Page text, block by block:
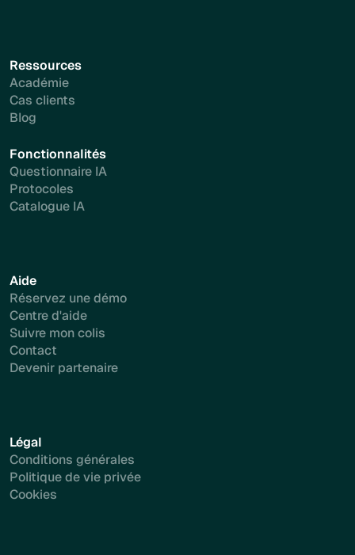
Ressources
Académie
Cas clients
Blog
Fonctionnalités
Questionnaire IA
Protocoles
Catalogue IA
Aide
Réservez une démo
Centre d'aide
Suivre mon colis
Contact
Devenir partenaire
Légal
Conditions générales
Politique de vie privée
Cookies